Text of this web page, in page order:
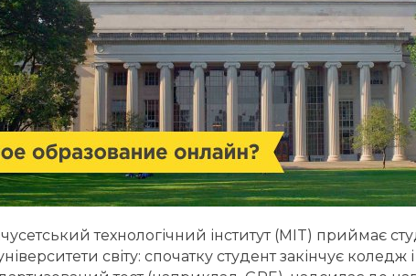
технологічний інститут (MIT) приймає
світу: спочатку студент закінчує коледж